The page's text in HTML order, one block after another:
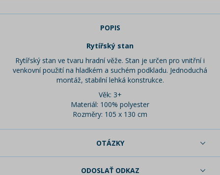
POPIS
Rytířský stan
Rytířský stan ve tvaru hradní věže. Stan je určen pro vnitřní i
venkovní použití na hladkém a suchém podkladu. Jednoduchá
montáž, stabilní lehká konstrukce.
Věk: 3+
Materiál: 100% polyester
Rozměry: 105 x 130 cm
OTÁZKY
ODOSLAŤ ODKAZ